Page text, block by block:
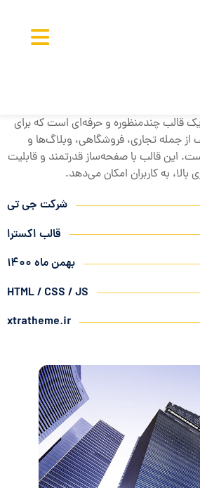
قالب چندمنظوره و حرفه‌ای است که برای
جمله تجاری، فروشگاهی، وبلاگ‌ها و
این قالب با صفحه‌ساز قدرتمند و قابلیت
به کاربران امکان می‌دهد.
شرکت جی تی
قالب اکسترا
بهمن ماه ۱۴۰۰
HTML / CSS / JS
xtratheme.ir